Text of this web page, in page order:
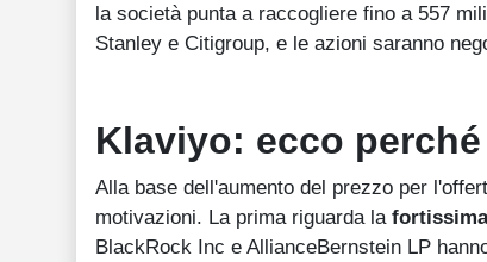
la società punta a raccogliere fino a 557
Stanley e Citigroup, e le azioni saranno
Klaviyo: ecco
Alla base dell'aumento del prezzo per
motivazioni. La prima riguarda la
BlackRock Inc e AllianceBernstein LP